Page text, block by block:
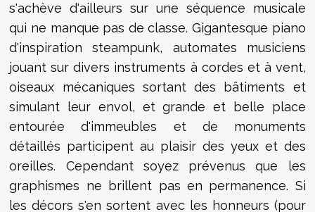
s'achève d'ailleurs sur une séquence musicale
qui ne manque pas de classe. Gigantesque piano
d'inspiration steampunk, automates musiciens
jouant sur divers instruments à cordes et à vent,
oiseaux mécaniques sortant des bâtiments et
simulant leur envol, et grande et belle place
entourée d'immeubles et de monuments
détaillés participent au plaisir des yeux et des
oreilles. Cependant soyez prévenus que les
graphismes ne brillent pas en permanence. Si
les décors s'en sortent avec les honneurs (pour